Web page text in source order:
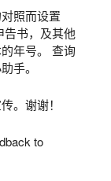
照而设置
告书，及其他
年号。 查询
手。
。谢谢！
to